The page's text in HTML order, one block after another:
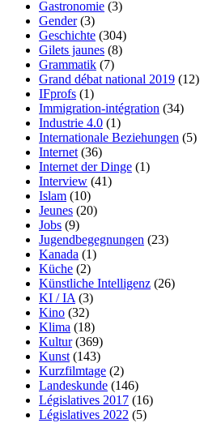
Gastronomie (3)
Gender(3)
Geschichte (304)
Gilets jaunes (8)
Grammatik (7)
Grand débat national 2019 (12)
IFprofs (1)
Immigration-intégration (34)
Industrie 4.0 (1)
Internationale Beziehungen (5)
Internet (36)
Internet der Dinge (1)
Interview (41)
Islam (10)
Jeunes (20)
Jobs (9)
Jugendbegegnungen (23)
Kanada (1)
Küche (2)
Künstliche Intelligenz (26)
KI / IA (3)
Kino (32)
Klima (18)
Kultur(369)
Kunst (143)
Kurzfilmtage (2)
Landeskunde (146)
Législatives 2017 (16)
Législatives 2022 (5)